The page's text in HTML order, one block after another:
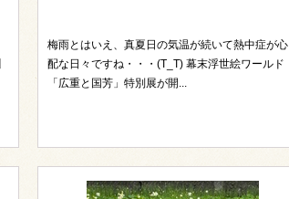
梅雨とはいえ、真夏日の気温が続いて熱中症が心
配な日々ですね・・・(T_T) 幕末浮世絵ワールド
「広重と国芳」特別展が開...